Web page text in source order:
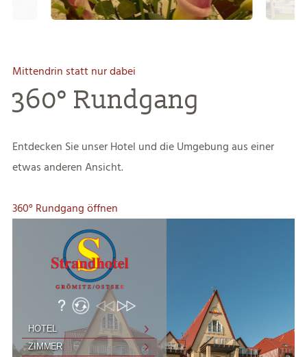
360° Rundgang öffnen
Mittendrin statt nur dabei
360° Rundgang
Entdecken Sie unser Hotel und die Umgebung aus einer
etwas anderen Ansicht.